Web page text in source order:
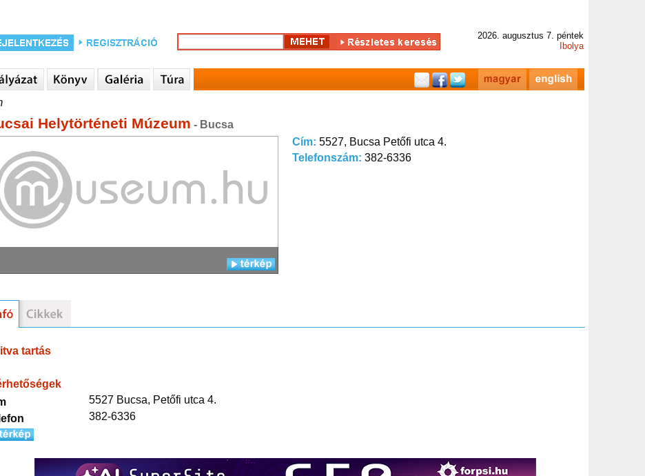
2026. augusztus 7. péntek
Ibolya
Helytörténeti Múzeum - Bucsa
Cím: 5527, Bucsa Petőfi utca 4.
Telefonszám: 382-6336
tartás
5527 Bucsa, Petőfi utca 4.
382-6336